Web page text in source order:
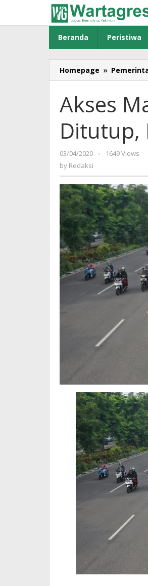
content
Beranda Peristiwa
Homepage »
Akses
Ditutup,
03/04/2020
by
-
1649 Views
by Redaksi